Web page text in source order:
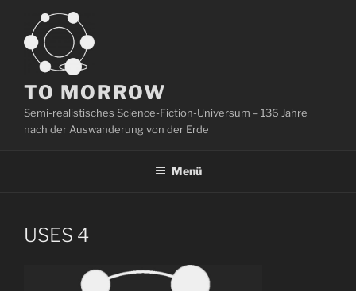
springen
TO MORROW
Semi-realistisches Science-Fiction-Universum – 136 Jahre
nach der Auswanderung von der Erde
Menü
USES 4